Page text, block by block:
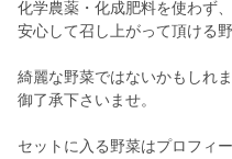
化学農薬・化成肥料を使わず、
安心して召し上がって頂ける
綺麗な野菜ではないかもしれま
御了承下さいませ。
セットに入る野菜はプロフィ